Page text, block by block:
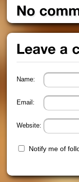
Name:
Email:
Website:
Notify me of